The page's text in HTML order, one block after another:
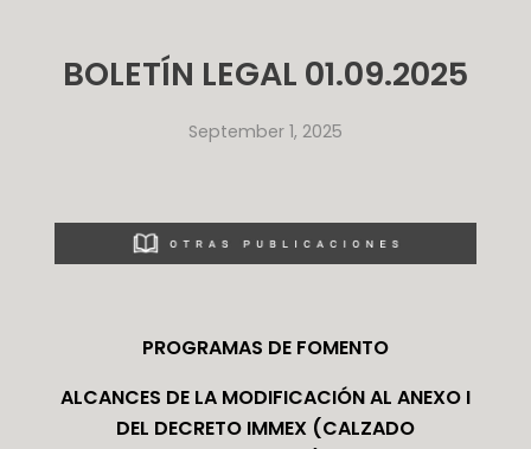
BOLETÍN LEGAL 01.09.2025
September 1, 2025
PROGRAMAS DE FOMENTO
ALCANCES DE LA MODIFICACIÓN AL ANEXO I
DEL DECRETO IMMEX (CALZADO